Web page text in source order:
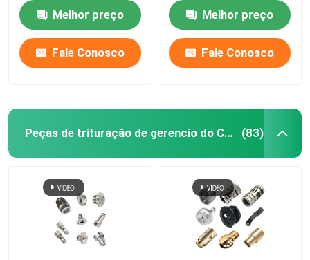
Melhor preço
Fale Conosco
Melhor preço
Fale Conosco
Peças de trituração de gerencio do CNC (83)